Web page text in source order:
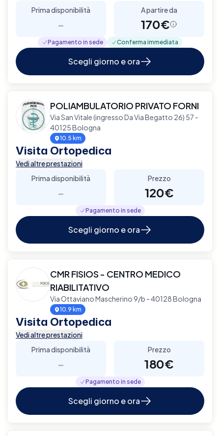
Prima disponibilità
-
A partire da
170€
Pagamento in sede Conferma immediata
Scegli giorno e ora
POLIAMBULATORIO PRIVATO FORNI
Via San Vitale (ingresso Da Via Begatto 26) 57 -
40125 Bologna
10.5 km
Visita Ortopedica
Vedi altre prestazioni
Prima disponibilità
-
Prezzo
120€
Pagamento in sede
Scegli giorno e ora
CMR FISIOS - CENTRO MEDICO
RIABILITATIVO
Via Ottaviano Mascherino 9/b - 40128 Bologna
10.9 km
Visita Ortopedica
Vedi altre prestazioni
Prima disponibilità
-
Prezzo
180€
Pagamento in sede
Scegli giorno e ora